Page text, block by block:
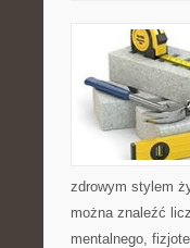
zdrowym stylem
można znaleźć
mentalnego,